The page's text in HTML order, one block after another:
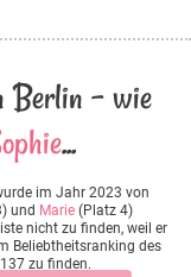
Berlin - wie
...
im Jahr 2023 von
und Marie (Platz 4)
nicht zu finden, weil er
Beliebtheitsranking des
zu finden.